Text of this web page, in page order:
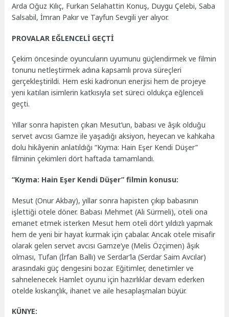
Arda Oğuz Kılıç, Furkan Selahattin Konuş, Duygu Çelebi, Saba
Salsabil, İmran Pakır ve Tayfun Sevgili yer alıyor.
PROVALAR EĞLENCELİ GEÇTİ
Çekim öncesinde oyuncuların uyumunu güçlendirmek ve filmin
tonunu netleştirmek adına kapsamlı prova süreçleri
gerçekleştirildi. Hem eski kadronun enerjisi hem de projeye
yeni katılan isimlerin katkısıyla set süreci oldukça eğlenceli
geçti.
Yıllar sonra hapisten çıkan Mesut’un, babası ve âşık olduğu
servet avcısı Gamze ile yaşadığı aksiyon, heyecan ve kahkaha
dolu hikâyenin anlatıldığı “Kıyma: Hain Eşer Kendi Düşer”
filminin çekimleri dört haftada tamamlandı.
“Kıyma: Hain Eşer Kendi Düşer” filmin konusu:
Mesut (Onur Akbay), yıllar sonra hapisten çıkıp babasının
işlettiği otele döner. Babası Mehmet (Ali Sürmeli), oteli ona
emanet etmek isterken Mesut hem oteli dört yıldızlı yapmak
hem de yeni bir hayat kurmak için çabalar. Ancak otele misafir
olarak gelen servet avcısı Gamze’ye (Melis Özçimen) âşık
olması, Tufan (İrfan Ballı) ve Serdar’la (Serdar Saim Avcılar)
arasındaki güç dengesini bozar. Eğitimler, denetimler ve
sahnelenecek Hamlet oyunu için hazırlıklar devam ederken
otelde kıskançlık, ihanet ve aile hesaplaşmaları büyür.
KÜNYE: